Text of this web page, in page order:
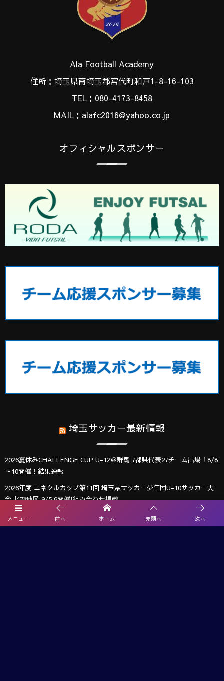
メニュー 前へ ホーム 先頭へ 次へ
Ala Football Academy
住所：埼玉県南埼玉郡宮代町和戸1-8-16-103
TEL：080-4173-8458
MAIL：alafc2016@yahoo.co.jp
オフィシャルスポンサー
埼玉サッカー最新情報
2026夏休みCHALLENGE CUP U-12＠群馬 7都県代表27チーム出場！8/8
～10開催！結果速報
2026年度 エネクルカップ第11回 埼玉県サッカー少年団U-10サッカー大
会 北部地区 9/5,6開催!組み合わせ掲載
【熊本県クラブユースサッカー連盟緊急支援のお願い】熊本県での地震
に伴う支援募金にご協力ください